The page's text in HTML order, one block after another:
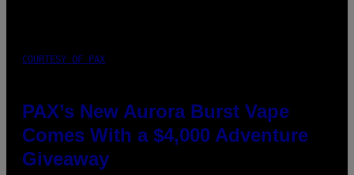
COURTESY OF PAX
PAX’s New Aurora Burst Vape
Comes With a $4,000 Adventure
Giveaway